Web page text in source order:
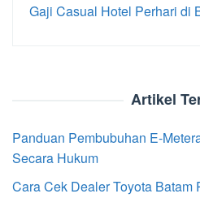
Gaji Casual Hotel Perhari di
Artikel
Panduan Pembubuhan E-
Secara Hukum
Cara Cek Dealer Toyota Batam